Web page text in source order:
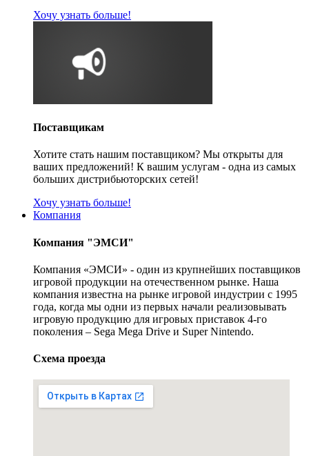
Хочу узнать больше!
Поставщикам
Хотите стать нашим поставщиком? Мы открыты для
ваших предложений! К вашим услугам - одна из самых
больших дистрибьюторских сетей!
Хочу узнать больше!
Компания
Компания "ЭМСИ"
Компания «ЭМСИ» - один из крупнейших поставщиков
игровой продукции на отечественном рынке. Наша
компания известна на рынке игровой индустрии с 1995
года, когда мы одни из первых начали реализовывать
игровую продукцию для игровых приставок 4-го
поколения – Sega Mega Drive и Super Nintendo.
Схема проезда